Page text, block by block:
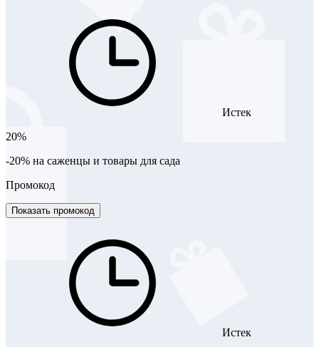
Истек
20%
-20% на саженцы и товары для сада
Промокод
Показать промокод
Истек